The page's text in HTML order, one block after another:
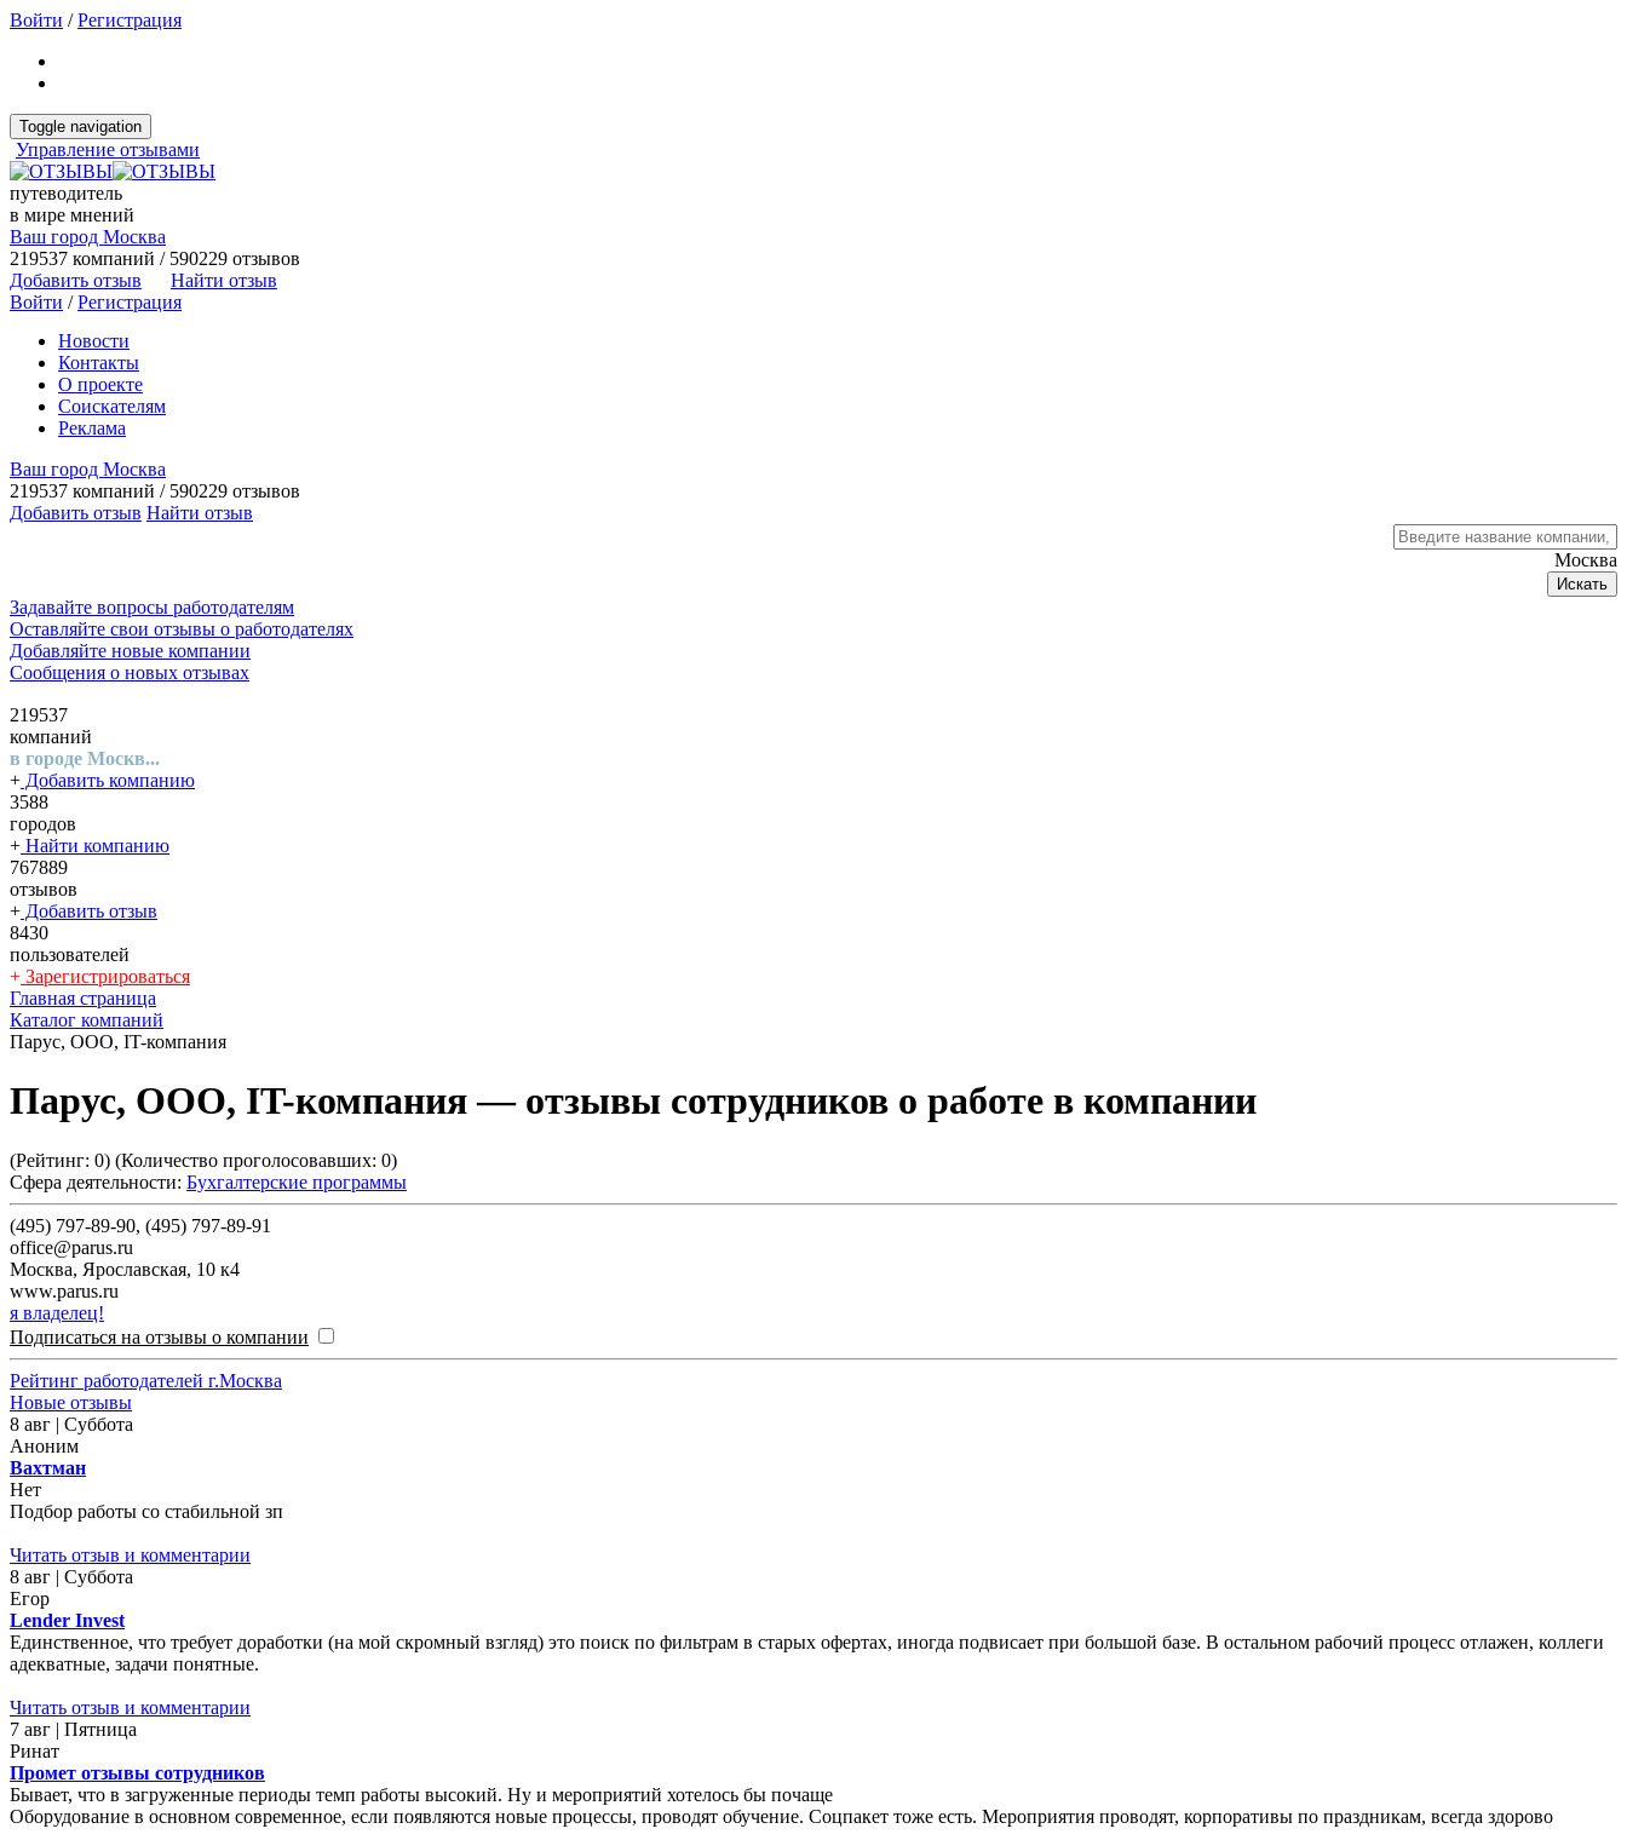
Войти /Регистрация
Toggle navigation
Управление отзывами
путеводитель
в мире мнений
Ваш город Москва
219537 компаний / 590229 отзывов
Добавить отзыв
Найти отзыв
Войти /Регистрация
Новости
Контакты
О проекте
Соискателям
Реклама
Ваш город Москва
219537 компаний / 590229 отзывов
Добавить отзыв Найти отзыв
Москва
Искать
Задавайте вопросы работодателям
Оставляйте свои отзывы о работодателях
Добавляйте новые компании
Сообщения о новых отзывах
219537
компаний
в городе Москв...
+ Добавить компанию
3588
городов
+ Найти компанию
767889
отзывов
+ Добавить отзыв
8430
пользователей
+ Зарегистрироваться
Главная страница
Каталог компаний
Парус, ООО, IT-компания
Парус, ООО, IT-компания— отзывы сотрудников о работе в компании
(Рейтинг: 0) (Количество проголосовавших: 0)
Сфера деятельности: Бухгалтерские программы
(495) 797-89-90, (495) 797-89-91
office@parus.ru
Москва, Ярославская, 10 к4
www.parus.ru
я владелец!
Подписаться на отзывы о компании
Рейтинг работодателей г.Москва
Новые отзывы
8 авг | Суббота
Аноним
Вахтман
Нет
Подбор работы со стабильной зп
Читать отзыв и комментарии
8 авг | Суббота
Егор
Lender Invest
Единственное, что требует доработки (на мой скромный взгляд) это поиск по фильтрам в старых офертах, иногда подвисает при большой базе. В остальном рабочий процесс отлажен, коллеги
адекватные, задачи понятные.
Читать отзыв и комментарии
7 авг | Пятница
Ринат
Промет отзывы сотрудников
Бывает, что в загруженные периоды темп работы высокий. Ну и мероприятий хотелось бы почаще
Оборудование в основном современное, если появляются новые процессы, проводят обучение. Соцпакет тоже есть. Мероприятия проводят, корпоративы по праздникам, всегда здорово